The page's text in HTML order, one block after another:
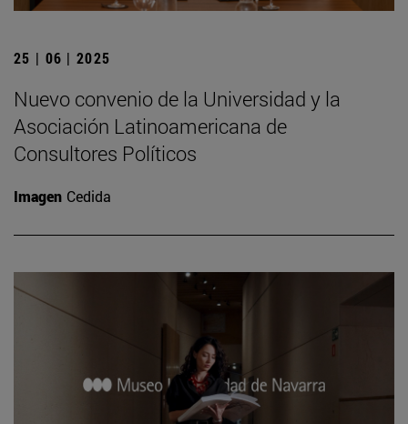
25 | 06 | 2025
Nuevo convenio de la Universidad y la
Asociación Latinoamericana de
Consultores Políticos
Imagen Cedida